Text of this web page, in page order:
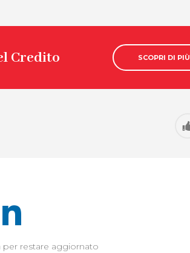
Credito SCOPRI DI PIÙ
per restare aggiornato